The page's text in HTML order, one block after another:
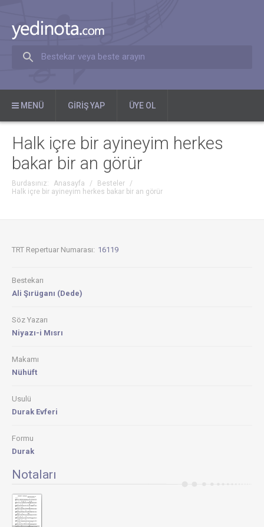
Bestekar veya beste arayın
MENÜ GIRIŞ YAP ÜYE OL
Halk içre bir ayineyim herkes
bakar bir an görür
Burdasınız: Anasayfa / Besteler
/
Halk içre bir ayineyim herkes bakar bir an görür
TRT Repertuar Numarası: 16119
Bestekarı
Ali Şırüganı (Dede)
Söz Yazarı
Niyazı-i Mısrı
Makamı
Nühüft
Usulü
Durak Evferi
Formu
Durak
Notaları